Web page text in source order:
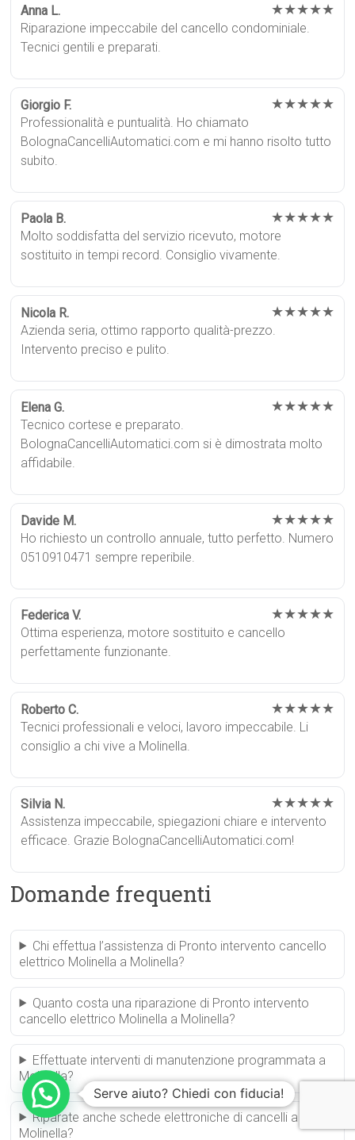
Anna L. ★★★★★
Riparazione impeccabile del cancello condominiale.
Tecnici gentili e preparati.
Giorgio F. ★★★★★
Professionalità e puntualità. Ho chiamato
BolognaCancelliAutomatici.com e mi hanno risolto tutto
subito.
Paola B. ★★★★★
Molto soddisfatta del servizio ricevuto, motore
sostituito in tempi record. Consiglio vivamente.
Nicola R. ★★★★★
Azienda seria, ottimo rapporto qualità-prezzo.
Intervento preciso e pulito.
Elena G. ★★★★★
Tecnico cortese e preparato.
BolognaCancelliAutomatici.com si è dimostrata molto
affidabile.
Davide M. ★★★★★
Ho richiesto un controllo annuale, tutto perfetto. Numero
0510910471 sempre reperibile.
Federica V. ★★★★★
Ottima esperienza, motore sostituito e cancello
perfettamente funzionante.
Roberto C. ★★★★★
Tecnici professionali e veloci, lavoro impeccabile. Li
consiglio a chi vive a Molinella.
Silvia N. ★★★★★
Assistenza impeccabile, spiegazioni chiare e intervento
efficace. Grazie BolognaCancelliAutomatici.com!
Domande frequenti
Chi effettua l’assistenza di Pronto intervento cancello
elettrico Molinella a Molinella?
Quanto costa una riparazione di Pronto intervento
cancello elettrico Molinella a Molinella?
Effettuate interventi di manutenzione programmata a
Molinella?
Riparate anche schede elettroniche di cancelli a
Molinella?
Serve aiuto? Chiedi con fiducia!